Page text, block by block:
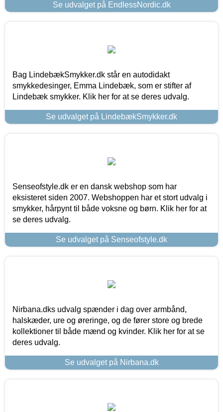
Se udvalget på EndlessNordic.dk
Bag LindebækSmykker.dk står en autodidakt
smykkedesinger, Emma Lindebæk, som er stifter af
Lindebæk smykker. Klik her for at se deres udvalg.
Se udvalget på LindebækSmykker.dk
Senseofstyle.dk er en dansk webshop som har
eksisteret siden 2007. Webshoppen har et stort udvalg i
smykker, hårpynt til både voksne og børn. Klik her for at
se deres udvalg.
Se udvalget på Senseofstyle.dk
Nirbana.dks udvalg spænder i dag over armbånd,
halskæder, ure og øreringe, og de fører store og brede
kollektioner til både mænd og kvinder. Klik her for at se
deres udvalg.
Se udvalget på Nirbana.dk